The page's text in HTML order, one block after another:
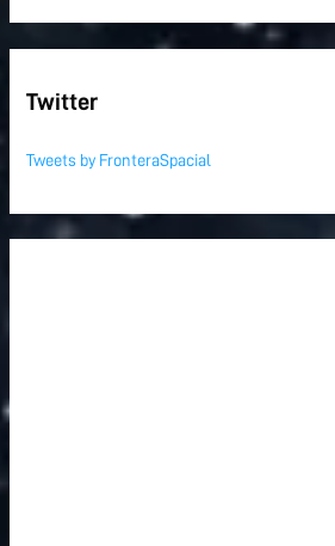
Twitter
Tweets by FronteraSpacial